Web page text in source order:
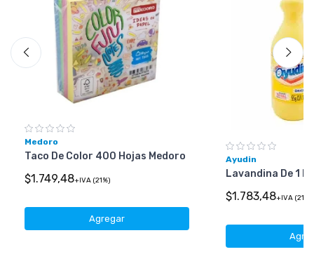
Medoro
Taco De Color 400 Hojas Medoro
$1.749,48+IVA (21%)
Agregar
Ayudin
Lavandina De 1
$1.783,48+IVA (21%)